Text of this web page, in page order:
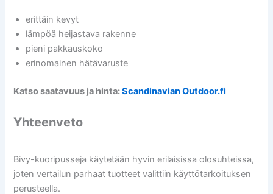
erittäin kevyt
lämpöä heijastava rakenne
pieni pakkauskoko
erinomainen hätävaruste
Katso saatavuus ja hinta:Scandinavian Outdoor.fi
Yhteenveto
Bivy-kuoripusseja käytetään hyvin erilaisissa olosuhteissa,
joten vertailun parhaat tuotteet valittiin käyttötarkoituksen
perusteella.